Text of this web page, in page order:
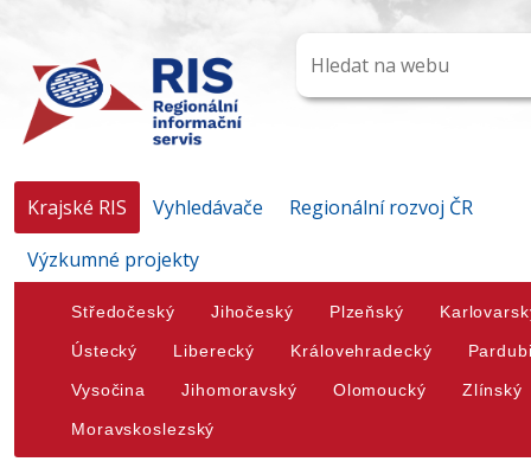
Krajské RIS Vyhledávače
Regionální rozvoj ČR
Výzkumné projekty
Středočeský Jihočeský Plzeňský
Ústecký Liberecký Královehradecký
Vysočina Jihomoravský Olomoucký Zlínský
Moravskoslezský